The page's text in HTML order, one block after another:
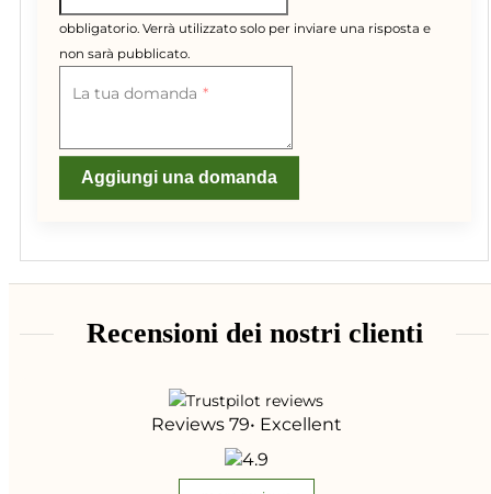
obbligatorio. Verrà utilizzato solo per inviare una risposta e
non sarà pubblicato.
La tua domanda
Aggiungi una domanda
Recensioni dei nostri clienti
Reviews 79• Excellent
4.9